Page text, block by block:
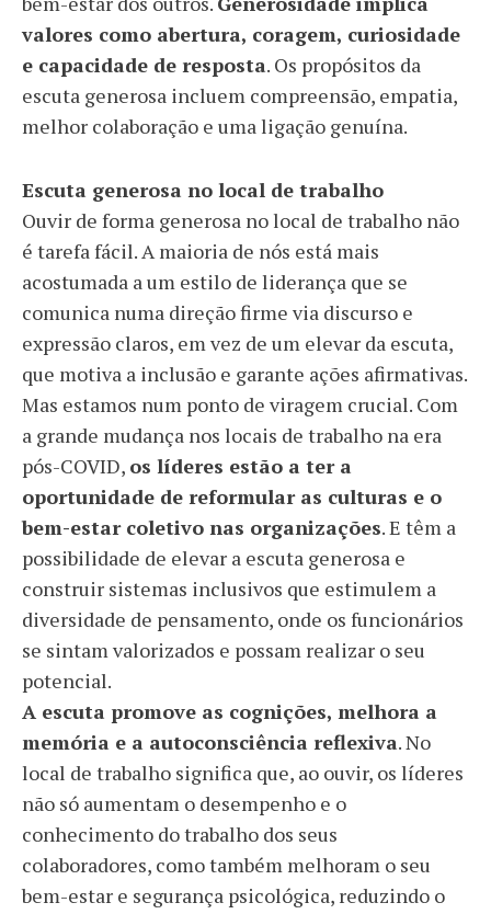
valores como abertura, coragem, curiosidade
e capacidade de resposta. Os propósitos da
escuta generosa incluem compreensão, empatia,
melhor colaboração e uma ligação genuína.
Escuta generosa no local de trabalho
Ouvir de forma generosa no local de trabalho não
é tarefa fácil. A maioria de nós está mais
acostumada a um estilo de liderança que se
comunica numa direção firme via discurso e
expressão claros, em vez de um elevar da escuta,
que motiva a inclusão e garante ações afirmativas.
Mas estamos num ponto de viragem crucial. Com
a grande mudança nos locais de trabalho na era
pós-COVID, os líderes estão a ter a
oportunidade de reformular as culturas e o
bem-estar coletivo nas organizações. E têm a
possibilidade de elevar a escuta generosa e
construir sistemas inclusivos que estimulem a
diversidade de pensamento, onde os funcionários
se sintam valorizados e possam realizar o seu
potencial.
A escuta promove as cognições, melhora a
memória e a autoconsciência reflexiva. No
local de trabalho significa que, ao ouvir, os líderes
não só aumentam o desempenho e o
conhecimento do trabalho dos seus
colaboradores, como também melhoram o seu
bem-estar e segurança psicológica, reduzindo o